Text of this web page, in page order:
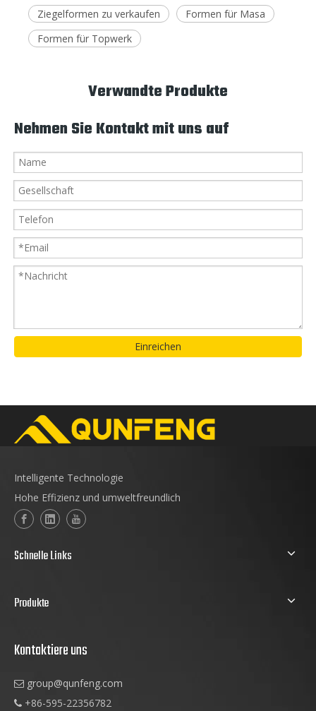
Ziegelformen zu verkaufen
Formen für Masa
Formen für Topwerk
Verwandte Produkte
Nehmen Sie Kontakt mit uns auf
Einreichen
Intelligente Technologie
Hohe Effizienz und umweltfreundlich
Schnelle Links
Produkte
Kontaktiere uns
 group@qunfeng.com
 +86-595-22356782